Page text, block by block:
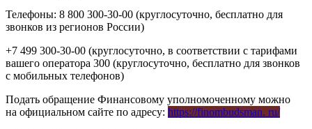
Телефоны: 8 800 300-30-00 (круглосуточно, бесплатно для
звонков из регионов России)
+7 499 300-30-00 (круглосуточно, в соответствии с тарифами
вашего оператора 300 (круглосуточно, бесплатно для звонков
с мобильных телефонов)
Подать обращение Финансовому уполномоченному можно
на официальном сайте по адресу: https://finombudsman. ru/